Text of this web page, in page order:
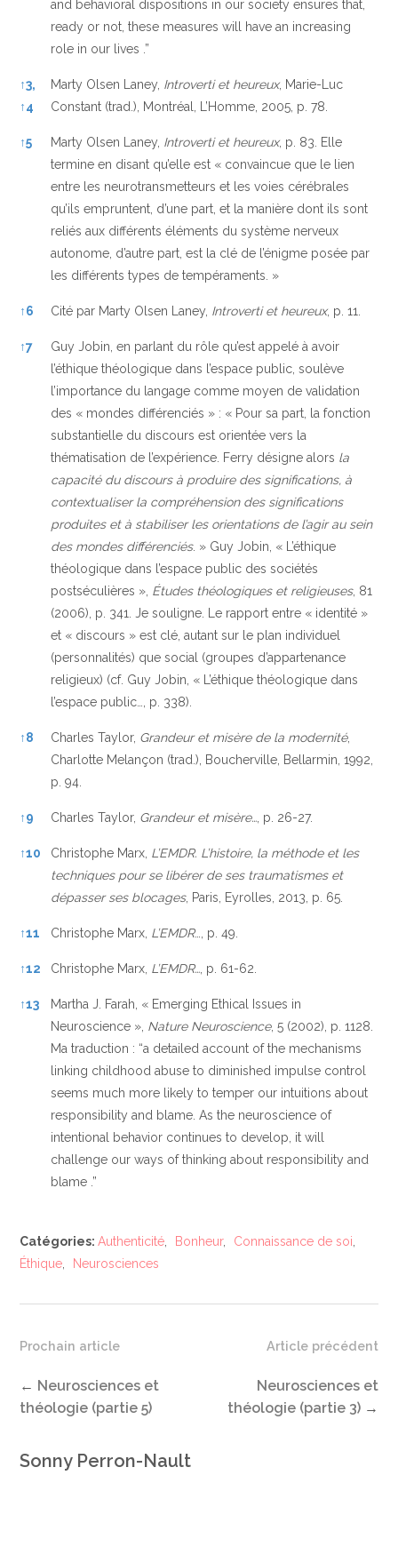
and behavioral dispositions in our society ensures that,
ready or not, these measures will have an increasing
role in our lives .”
↑3,
↑4
Marty Olsen Laney, Introverti et heureux, Marie-Luc
Constant (trad.), Montréal, L’Homme, 2005, p. 78.
↑5 Marty Olsen Laney, Introverti et heureux, p. 83. Elle
termine en disant qu’elle est « convaincue que le lien
entre les neurotransmetteurs et les voies cérébrales
qu’ils empruntent, d’une part, et la manière dont ils sont
reliés aux différents éléments du système nerveux
autonome, d’autre part, est la clé de l’énigme posée par
les différents types de tempéraments. »
↑6 Cité par Marty Olsen Laney, Introverti et heureux, p. 11.
↑7
Guy Jobin, en parlant du rôle qu’est appelé à avoir
l’éthique théologique dans l’espace public, soulève
l’importance du langage comme moyen de validation
des « mondes différenciés » : « Pour sa part, la fonction
substantielle du discours est orientée vers la
thématisation de l’expérience. Ferry désigne alors la
capacité du discours à produire des significations, à
contextualiser la compréhension des significations
produites et à stabiliser les orientations de l’agir au sein
des mondes différenciés. » Guy Jobin, « L’éthique
théologique dans l’espace public des sociétés
postséculières », Études théologiques et religieuses, 81
(2006), p. 341. Je souligne. Le rapport entre « identité »
et « discours » est clé, autant sur le plan individuel
(personnalités) que social (groupes d’appartenance
religieux) (cf. Guy Jobin, « L’éthique théologique dans
l’espace public…, p. 338).
↑8 Charles Taylor, Grandeur et misère de la modernité,
Charlotte Melançon (trad.), Boucherville, Bellarmin, 1992,
p. 94.
↑9 Charles Taylor, Grandeur et misère…, p. 26-27.
↑10 Christophe Marx, L’EMDR. L’histoire, la méthode et les
techniques pour se libérer de ses traumatismes et
dépasser ses blocages, Paris, Eyrolles, 2013, p. 65.
↑11 Christophe Marx, L’EMDR…, p. 49.
↑12 Christophe Marx, L’EMDR…, p. 61-62.
↑13
Martha J. Farah, « Emerging Ethical Issues in
Neuroscience », Nature Neuroscience, 5 (2002), p. 1128.
Ma traduction : “a detailed account of the mechanisms
linking childhood abuse to diminished impulse control
seems much more likely to temper our intuitions about
responsibility and blame. As the neuroscience of
intentional behavior continues to develop, it will
challenge our ways of thinking about responsibility and
blame .”
Catégories: Authenticité, Bonheur, Connaissance de soi
Éthique, Neurosciences
Article précédent
Neurosciences et
théologie (partie 3) →
Prochain article
← Neurosciences et
théologie (partie 5)
Sonny Perron-Nault